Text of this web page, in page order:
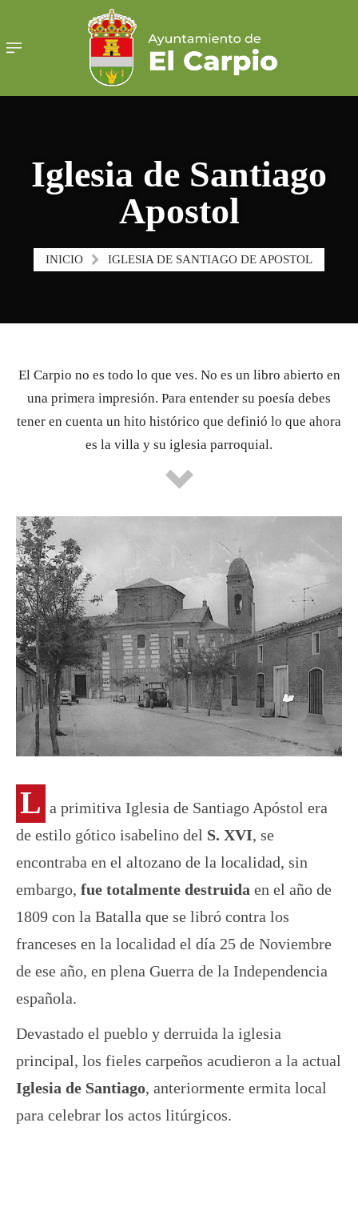
Iglesia de Santiago
Apostol
INICIO IGLESIA DE SANTIAGO DE APOSTOL
El Carpio no es todo lo que ves. No es un libro abierto en
una primera impresión. Para entender su poesía debes
tener en cuenta un hito histórico que definió lo que ahora
es la villa y su iglesia parroquial.
L a primitiva Iglesia de Santiago Apóstol era
de estilo gótico isabelino del S. XVI, se
encontraba en el altozano de la localidad, sin
embargo, fue totalmente destruida en el año de
1809 con la Batalla que se libró contra los
franceses en la localidad el día 25 de Noviembre
de ese año, en plena Guerra de la Independencia
española.
Devastado el pueblo y derruida la iglesia
principal, los fieles carpeños acudieron a la actual
Iglesia de Santiago, anteriormente ermita local
para celebrar los actos litúrgicos.